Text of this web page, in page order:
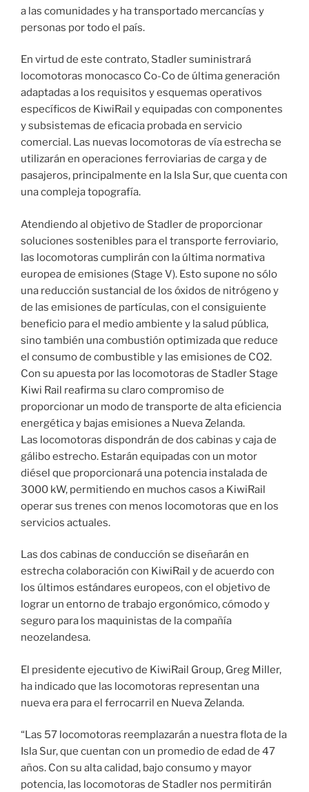
a las comunidades y ha transportado mercancías y
personas por todo el país.
En virtud de este contrato, Stadler suministrará
locomotoras monocasco Co-Co de última generación
adaptadas a los requisitos y esquemas operativos
específicos de KiwiRail y equipadas con componentes
y subsistemas de eficacia probada en servicio
comercial. Las nuevas locomotoras de vía estrecha se
utilizarán en operaciones ferroviarias de carga y de
pasajeros, principalmente en la Isla Sur, que cuenta con
una compleja topografía.
Atendiendo al objetivo de Stadler de proporcionar
soluciones sostenibles para el transporte ferroviario,
las locomotoras cumplirán con la última normativa
europea de emisiones (Stage V). Esto supone no sólo
una reducción sustancial de los óxidos de nitrógeno y
de las emisiones de partículas, con el consiguiente
beneficio para el medio ambiente y la salud pública,
sino también una combustión optimizada que reduce
el consumo de combustible y las emisiones de CO2.
Con su apuesta por las locomotoras de Stadler Stage
Kiwi Rail reafirma su claro compromiso de
proporcionar un modo de transporte de alta eficiencia
energética y bajas emisiones a Nueva Zelanda.
Las locomotoras dispondrán de dos cabinas y caja de
gálibo estrecho. Estarán equipadas con un motor
diésel que proporcionará una potencia instalada de
3000 kW, permitiendo en muchos casos a KiwiRail
operar sus trenes con menos locomotoras que en los
servicios actuales.
Las dos cabinas de conducción se diseñarán en
estrecha colaboración con KiwiRail y de acuerdo con
los últimos estándares europeos, con el objetivo de
lograr un entorno de trabajo ergonómico, cómodo y
seguro para los maquinistas de la compañía
neozelandesa.
El presidente ejecutivo de KiwiRail Group, Greg Miller,
ha indicado que las locomotoras representan una
nueva era para el ferrocarril en Nueva Zelanda.
“Las 57 locomotoras reemplazarán a nuestra flota de la
Isla Sur, que cuentan con un promedio de edad de 47
años. Con su alta calidad, bajo consumo y mayor
potencia, las locomotoras de Stadler nos permitirán